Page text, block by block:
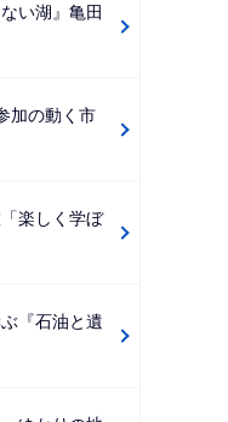
い湖』亀田
加の動く市
楽しく学ぼ
『石油と遺